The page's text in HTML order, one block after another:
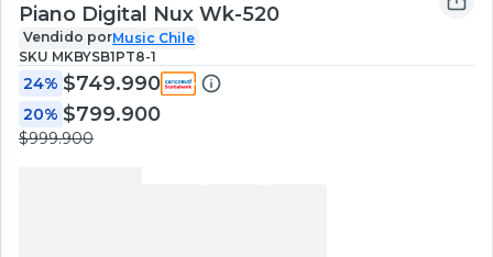
Piano Digital Nux Wk-520
Vendido porMusic Chile
SKU MKBYSB1PT8-1
24% $749.990
20% $799.900
$999.900